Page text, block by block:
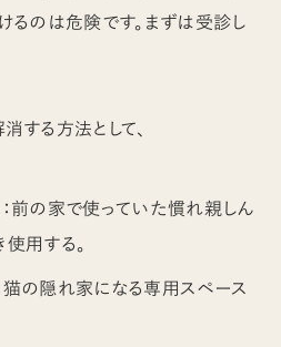
るのは危険です。まずは受診し
する方法として、
前の家で使っていた慣れ親しん
用する。
猫の隠れ家になる専用スペース